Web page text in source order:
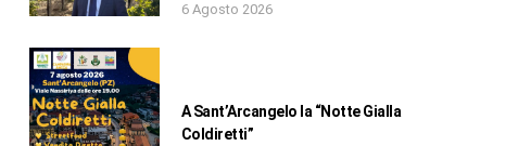
6 Agosto 2026
A Sant’Arcangelo la “Notte Gialla
Coldiretti”